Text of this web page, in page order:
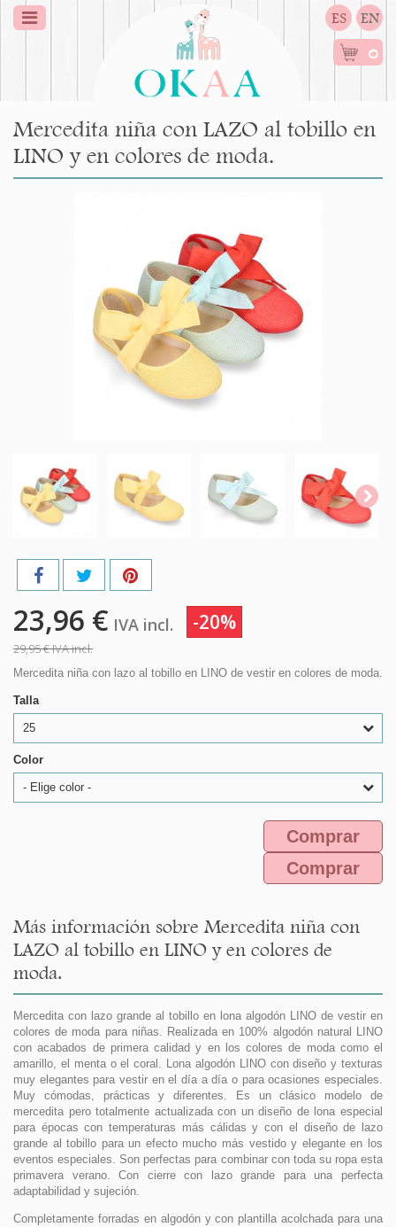
ES EN
0
Mercedita niña con LAZO al tobillo en
LINO y en colores de moda.
23,96 € IVA incl. -20%
29,95 €IVA incl.
Mercedita niña con lazo al tobillo en LINO de vestir en colores de moda.
Talla
25
Color
- Elige color -
Comprar
Comprar
Más información sobre Mercedita niña con
LAZO al tobillo en LINO y en colores de
moda.
Mercedita con lazo grande al tobillo en lona algodón LINO de vestir en
colores de moda para niñas. Realizada en 100% algodón natural LINO
con acabados de primera calidad y en los colores de moda como el
amarillo, el menta o el coral. Lona algodón LINO con diseño y texturas
muy elegantes para vestir en el día a día o para ocasiones especiales.
Muy cómodas, prácticas y diferentes. Es un clásico modelo de
mercedita pero totalmente actualizada con un diseño de lona especial
para épocas con temperaturas más cálidas y con el diseño de lazo
grande al tobillo para un efecto mucho más vestido y elegante en los
eventos especiales. Son perfectas para combinar con toda su ropa esta
primavera verano. Con cierre con lazo grande para una perfecta
adaptabilidad y sujeción.
Completamente forradas en algodón y con plantilla acolchada para una